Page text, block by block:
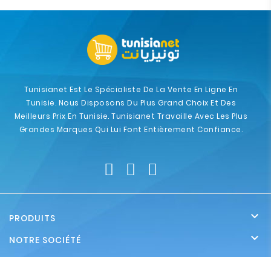
Tunisianet Est Le Spécialiste De La Vente En Ligne En
Tunisie. Nous Disposons Du Plus Grand Choix Et Des
Meilleurs Prix En Tunisie. Tunisianet Travaille Avec Les Plus
Grandes Marques Qui Lui Font Entièrement Confiance.
PRODUITS 
NOTRE SOCIÉTÉ 